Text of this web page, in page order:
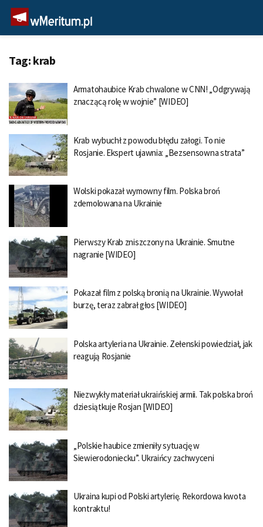
Tag: krab
Armatohaubice Krab chwalone w CNN! „Odgrywają
znaczącą rolę w wojnie” [WIDEO]
Krab wybuchł z powodu błędu załogi. To nie
Rosjanie. Ekspert ujawnia: „Bezsensowna strata”
Wolski pokazał wymowny film. Polska broń
zdemolowana na Ukrainie
Pierwszy Krab zniszczony na Ukrainie. Smutne
nagranie [WIDEO]
Pokazał film z polską bronią na Ukrainie. Wywołał
burzę, teraz zabrał głos [WIDEO]
Polska artyleria na Ukrainie. Zełenski powiedział, jak
reagują Rosjanie
Niezwykły materiał ukraińskiej armii. Tak polska broń
dziesiątkuje Rosjan [WIDEO]
„Polskie haubice zmieniły sytuację w
Siewierodoniecku”. Ukraińcy zachwyceni
Ukraina kupi od Polski artylerię. Rekordowa kwota
kontraktu!